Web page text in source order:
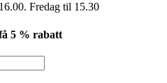
Fredag til 15.30
5 % rabatt